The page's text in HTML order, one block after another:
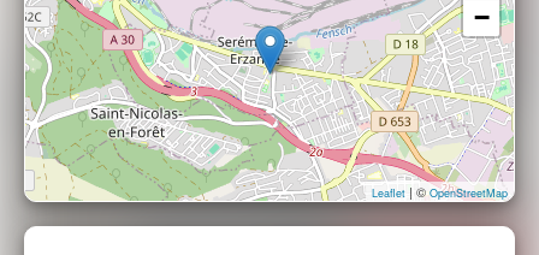
−
Leaflet | ©OpenStreetMap